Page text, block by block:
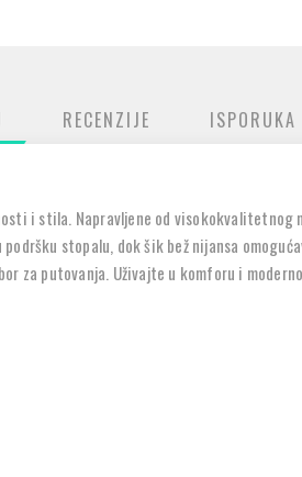
RECENZIJE ISPORUKA
i stila. Napravljene od
stopalu, dok šik bež nijansa
za putovanja. Uživajte u komforu i